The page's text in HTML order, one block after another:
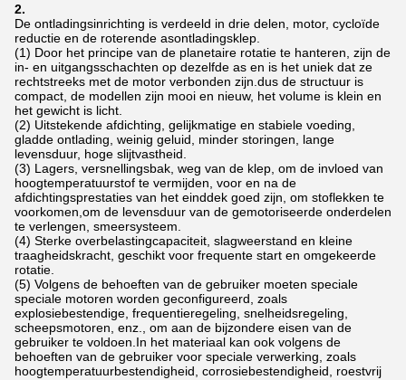
2.
De ontladingsinrichting is verdeeld in drie delen, motor, cycloïde
reductie en de roterende asontladingsklep.
(1) Door het principe van de planetaire rotatie te hanteren, zijn de
in- en uitgangsschachten op dezelfde as en is het uniek dat ze
rechtstreeks met de motor verbonden zijn.dus de structuur is
compact, de modellen zijn mooi en nieuw, het volume is klein en
het gewicht is licht.
(2) Uitstekende afdichting, gelijkmatige en stabiele voeding,
gladde ontlading, weinig geluid, minder storingen, lange
levensduur, hoge slijtvastheid.
(3) Lagers, versnellingsbak, weg van de klep, om de invloed van
hoogtemperatuurstof te vermijden, voor en na de
afdichtingsprestaties van het einddek goed zijn, om stoflekken te
voorkomen,om de levensduur van de gemotoriseerde onderdelen
te verlengen, smeersysteem.
(4) Sterke overbelastingcapaciteit, slagweerstand en kleine
traagheidskracht, geschikt voor frequente start en omgekeerde
rotatie.
(5) Volgens de behoeften van de gebruiker moeten speciale
speciale motoren worden geconfigureerd, zoals
explosiebestendige, frequentieregeling, snelheidsregeling,
scheepsmotoren, enz., om aan de bijzondere eisen van de
gebruiker te voldoen.In het materiaal kan ook volgens de
behoeften van de gebruiker voor speciale verwerking, zoals
hoogtemperatuurbestendigheid, corrosiebestendigheid, roestvrij